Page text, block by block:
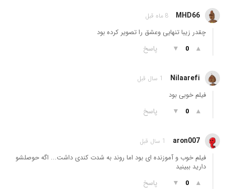
MHD66 8 ماه قبل
چقدر زیبا تنهایی وعشق را تصویر کرده بود
▲
0
▼ پاسخ
Nilaarefi 1 سال قبل
فیلم خوبی بود
▲
0
▼ پاسخ
aron007 1 سال قبل
فیلم خوب و آموزنده ای بود اما‌ روند به شدت کندی داشت... اگه حوصلشو‌
دارید ببینید
▲
0
▼ پاسخ